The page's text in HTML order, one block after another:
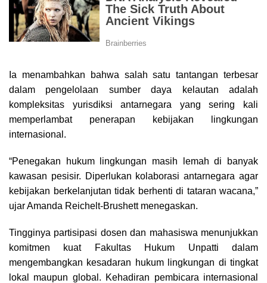
Ia menambahkan bahwa salah satu tantangan terbesar
dalam pengelolaan sumber daya kelautan adalah
kompleksitas yurisdiksi antarnegara yang sering kali
memperlambat penerapan kebijakan lingkungan
internasional.
“Penegakan hukum lingkungan masih lemah di banyak
kawasan pesisir. Diperlukan kolaborasi antarnegara agar
kebijakan berkelanjutan tidak berhenti di tataran wacana,”
ujar Amanda Reichelt-Brushett menegaskan.
Tingginya partisipasi dosen dan mahasiswa menunjukkan
komitmen kuat Fakultas Hukum Unpatti dalam
mengembangkan kesadaran hukum lingkungan di tingkat
lokal maupun global. Kehadiran pembicara internasional